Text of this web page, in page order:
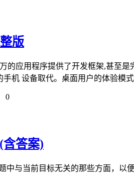
版
的应用程序提供了开发框架,甚至
机 设备取代。桌面用户的体验模
0
含答案)
中与当前目标无关的那些方面，